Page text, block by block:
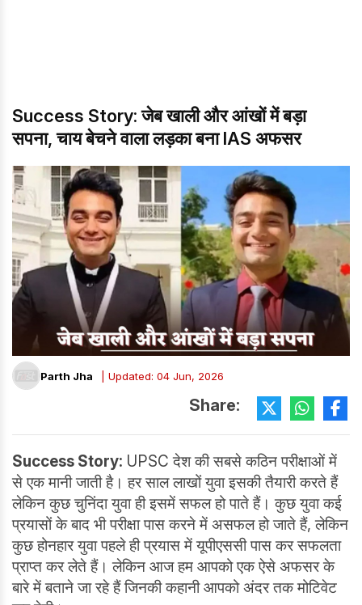
Success Story: जेब खाली और आंखों में बड़ा
सपना, चाय बेचने वाला लड़का बना IAS अफसर
Parth Jha | Updated: 04 Jun, 2026
Share:
Success Story: UPSC देश की सबसे कठिन परीक्षाओं में
से एक मानी जाती है। हर साल लाखों युवा इसकी तैयारी करते हैं
लेकिन कुछ चुनिंदा युवा ही इसमें सफल हो पाते हैं। कुछ युवा कई
प्रयासों के बाद भी परीक्षा पास करने में असफल हो जाते हैं, लेकिन
कुछ होनहार युवा पहले ही प्रयास में यूपीएससी पास कर सफलता
प्राप्त कर लेते हैं। लेकिन आज हम आपको एक ऐसे अफसर के
बारे में बताने जा रहे हैं जिनकी कहानी आपको अंदर तक मोटिवेट